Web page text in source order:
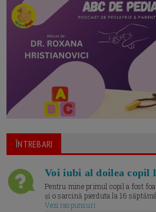
ÎNTREBARI
Voi iubi al doilea copil
Pentru mine primul copil a fost
și o sarcină pierduta la 16
Vezi raspunsuri